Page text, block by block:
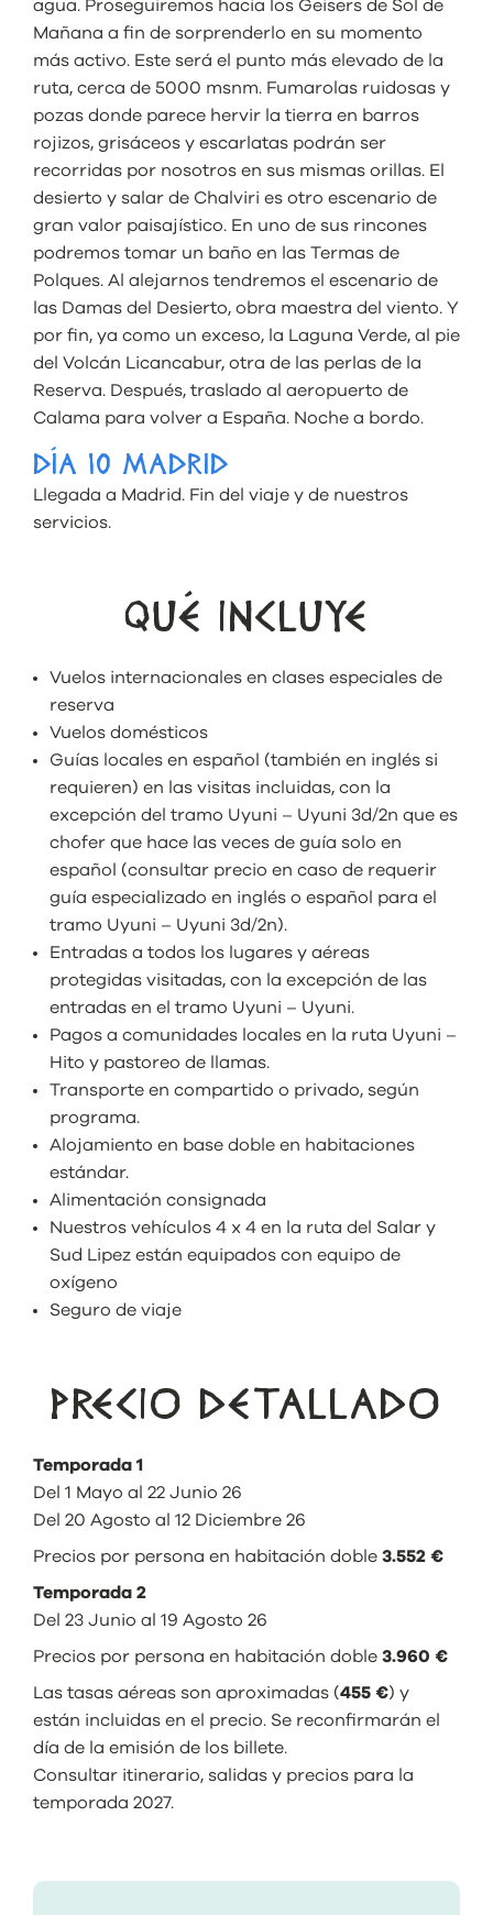
agua. Proseguiremos hacia los Geisers de Sol de
Mañana a fin de sorprenderlo en su momento
más activo. Este será el punto más elevado de la
ruta, cerca de 5000 msnm. Fumarolas ruidosas y
pozas donde parece hervir la tierra en barros
rojizos, grisáceos y escarlatas podrán ser
recorridas por nosotros en sus mismas orillas. El
desierto y salar de Chalviri es otro escenario de
gran valor paisajístico. En uno de sus rincones
podremos tomar un baño en las Termas de
Polques. Al alejarnos tendremos el escenario de
las Damas del Desierto, obra maestra del viento. Y
por fin, ya como un exceso, la Laguna Verde, al pie
del Volcán Licancabur, otra de las perlas de la
Reserva. Después, traslado al aeropuerto de
Calama para volver a España. Noche a bordo.
DÍA 10 MADRID
Llegada a Madrid. Fin del viaje y de nuestros
servicios.
QUÉ INCLUYE
Vuelos internacionales en clases especiales de
reserva
Vuelos domésticos
Guías locales en español (también en inglés si
requieren) en las visitas incluidas, con la
excepción del tramo Uyuni – Uyuni 3d/2n que es
chofer que hace las veces de guía solo en
español (consultar precio en caso de requerir
guía especializado en inglés o español para el
tramo Uyuni – Uyuni 3d/2n).
Entradas a todos los lugares y aéreas
protegidas visitadas, con la excepción de las
entradas en el tramo Uyuni – Uyuni.
Pagos a comunidades locales en la ruta Uyuni –
Hito y pastoreo de llamas.
Transporte en compartido o privado, según
programa.
Alojamiento en base doble en habitaciones
estándar.
Alimentación consignada
Nuestros vehículos 4 x 4 en la ruta del Salar y
Sud Lipez están equipados con equipo de
oxígeno
Seguro de viaje
PRECIO DETALLADO
Temporada 1
Del 1 Mayo al 22 Junio 26
Del 20 Agosto al 12 Diciembre 26
Precios por persona en habitación doble 3.552 €
Temporada 2
Del 23 Junio al 19 Agosto 26
Precios por persona en habitación doble 3.960 €
Las tasas aéreas son aproximadas (455 €) y
están incluidas en el precio. Se reconfirmarán el
día de la emisión de los billete.
Consultar itinerario, salidas y precios para la
temporada 2027.